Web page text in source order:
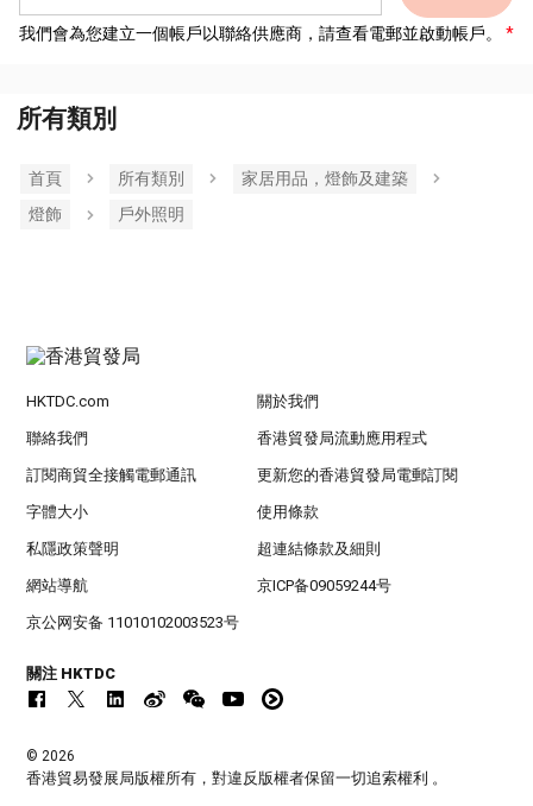
我們會為您建立一個帳戶以聯絡供應商，請查看電郵並啟動帳戶。
所有類別
首頁 所有類別
家居用品，燈飾及建築
燈飾
戶外照明
HKTDC.com 關於我們
聯絡我們 香港貿發局流動應用程式
訂閱商貿全接觸電郵通訊 更新您的香港貿發局電郵訂閱
字體大小 使用條款
私隱政策聲明 超連結條款及細則
網站導航 京ICP备09059244号
京公网安备 11010102003523号
關注 HKTDC
© 2026
香港貿易發展局版權所有，對違反版權者保留一切追索權利 。